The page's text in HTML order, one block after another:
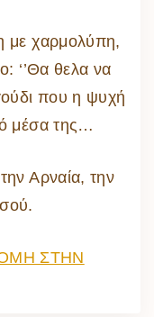
με χαρμολύπη,
‘’Θα θελα να
που η ψυχή
μέσα της…
Αρναία, την